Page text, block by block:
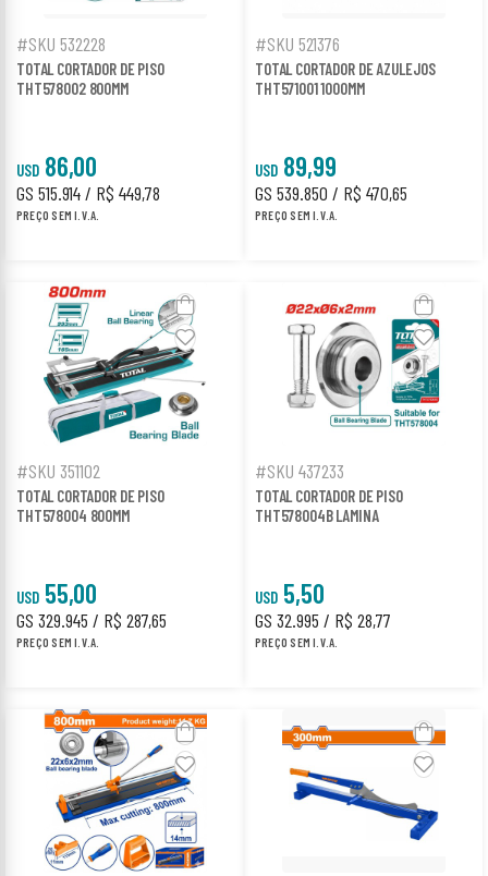
#SKU 532228
TOTAL CORTADOR DE PISO
THT578002 800MM
USD 86,00
GS 515.914 / R$ 449,78
PREÇO SEM I.V.A.
#SKU 521376
TOTAL CORTADOR DE AZULEJOS
THT571001 1000MM
USD 89,99
GS 539.850 / R$ 470,65
PREÇO SEM I.V.A.
#SKU 351102
TOTAL CORTADOR DE PISO
THT578004 800MM
USD 55,00
GS 329.945 / R$ 287,65
PREÇO SEM I.V.A.
#SKU 437233
TOTAL CORTADOR DE PISO
THT578004B LAMINA
USD 5,50
GS 32.995 / R$ 28,77
PREÇO SEM I.V.A.